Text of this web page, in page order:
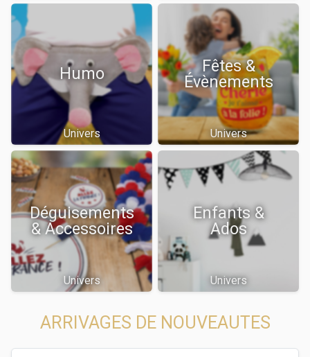
Humo
Univers
Fêtes &
Évènements
Univers
Déguisements
& Accessoires
Univers
Enfants &
Ados
Univers
ARRIVAGES DE NOUVEAUTES